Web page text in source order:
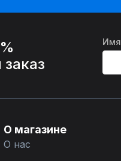
Имя
О магазине
О нас